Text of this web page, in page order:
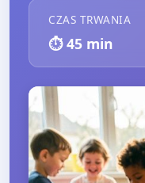
CZAS TRWANIA
⏱️45 min